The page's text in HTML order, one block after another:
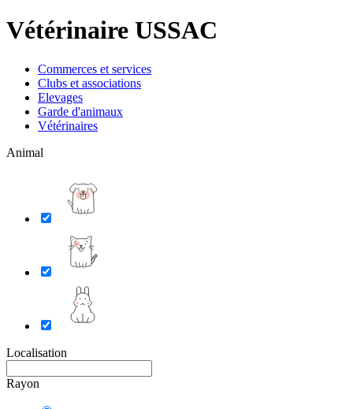
Vétérinaire USSAC
Commerces et services
Clubs et associations
Elevages
Garde d'animaux
Vétérinaires
Animal
Localisation
Rayon